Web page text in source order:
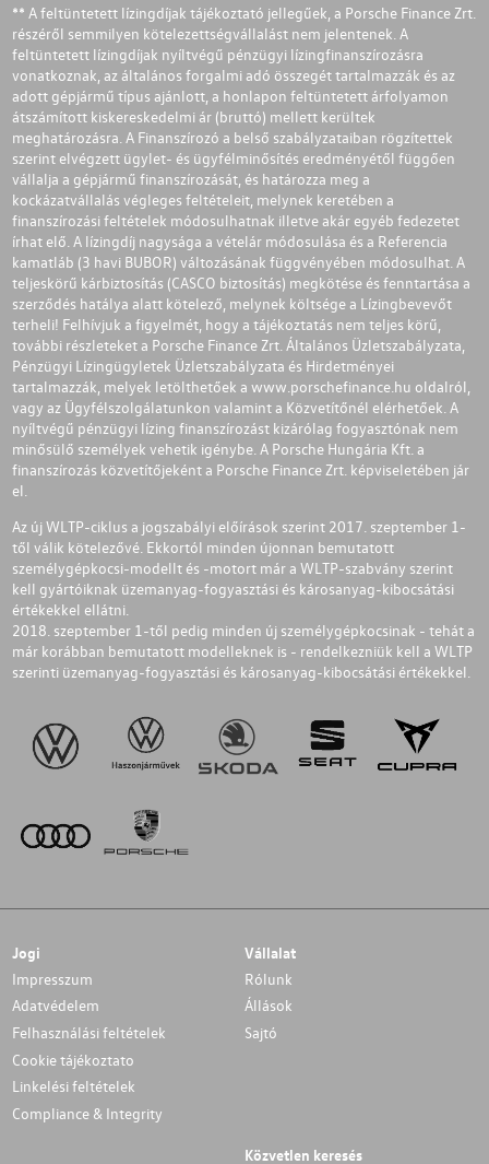
** A feltüntetett lízingdíjak tájékoztató jellegűek, a Porsche Finance Zrt.
részéről semmilyen kötelezettségvállalást nem jelentenek. A
feltüntetett lízingdíjak nyíltvégű pénzügyi lízingfinanszírozásra
vonatkoznak, az általános forgalmi adó összegét tartalmazzák és az
adott gépjármű típus ajánlott, a honlapon feltüntetett árfolyamon
átszámított kiskereskedelmi ár (bruttó) mellett kerültek
meghatározásra. A Finanszírozó a belső szabályzataiban rögzítettek
szerint elvégzett ügylet- és ügyfélminősítés eredményétől függően
vállalja a gépjármű finanszírozását, és határozza meg a
kockázatvállalás végleges feltételeit, melynek keretében a
finanszírozási feltételek módosulhatnak illetve akár egyéb fedezetet
írhat elő. A lízingdíj nagysága a vételár módosulása és a Referencia
kamatláb (3 havi BUBOR) változásának függvényében módosulhat. A
teljeskörű kárbiztosítás (CASCO biztosítás) megkötése és fenntartása a
szerződés hatálya alatt kötelező, melynek költsége a Lízingbevevőt
terheli! Felhívjuk a figyelmét, hogy a tájékoztatás nem teljes körű,
további részleteket a Porsche Finance Zrt. Általános Üzletszabályzata,
Pénzügyi Lízingügyletek Üzletszabályzata és Hirdetményei
tartalmazzák, melyek letölthetőek a www.porschefinance.hu oldalról,
vagy az Ügyfélszolgálatunkon valamint a Közvetítőnél elérhetőek. A
nyíltvégű pénzügyi lízing finanszírozást kizárólag fogyasztónak nem
minősülő személyek vehetik igénybe. A Porsche Hungária Kft. a
finanszírozás közvetítőjeként a Porsche Finance Zrt. képviseletében jár
el.
Az új WLTP-ciklus a jogszabályi előírások szerint 2017. szeptember 1-
től válik kötelezővé. Ekkortól minden újonnan bemutatott
személygépkocsi-modellt és -motort már a WLTP-szabvány szerint
kell gyártóiknak üzemanyag-fogyasztási és károsanyag-kibocsátási
értékekkel ellátni.
2018. szeptember 1-től pedig minden új személygépkocsinak - tehát a
már korábban bemutatott modelleknek is - rendelkezniük kell a WLTP
szerinti üzemanyag-fogyasztási és károsanyag-kibocsátási értékekkel.
Jogi
Impresszum
Adatvédelem
Felhasználási feltételek
Cookie tájékoztato
Linkelési feltételek
Compliance & Integrity
Vállalat
Rólunk
Állások
Sajtó
Közvetlen keresés